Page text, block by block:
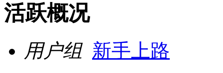
活跃概况
用户组 新手上路